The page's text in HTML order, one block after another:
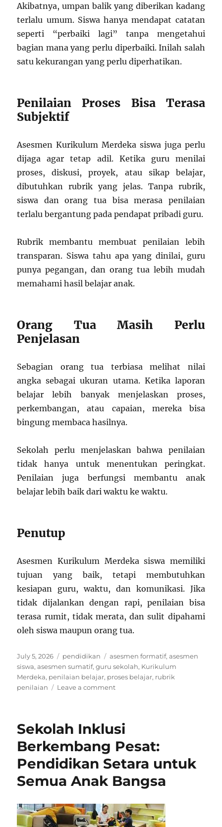
Akibatnya, umpan balik yang diberikan kadang
terlalu umum. Siswa hanya mendapat catatan
seperti “perbaiki lagi” tanpa mengetahui
bagian mana yang perlu diperbaiki. Inilah salah
satu kekurangan yang perlu diperhatikan.
Penilaian Proses Bisa Terasa
Subjektif
Asesmen Kurikulum Merdeka siswa juga perlu
dijaga agar tetap adil. Ketika guru menilai
proses, diskusi, proyek, atau sikap belajar,
dibutuhkan rubrik yang jelas. Tanpa rubrik,
siswa dan orang tua bisa merasa penilaian
terlalu bergantung pada pendapat pribadi guru.
Rubrik membantu membuat penilaian lebih
transparan. Siswa tahu apa yang dinilai, guru
punya pegangan, dan orang tua lebih mudah
memahami hasil belajar anak.
Orang Tua Masih Perlu
Penjelasan
Sebagian orang tua terbiasa melihat nilai
angka sebagai ukuran utama. Ketika laporan
belajar lebih banyak menjelaskan proses,
perkembangan, atau capaian, mereka bisa
bingung membaca hasilnya.
Sekolah perlu menjelaskan bahwa penilaian
tidak hanya untuk menentukan peringkat.
Penilaian juga berfungsi membantu anak
belajar lebih baik dari waktu ke waktu.
Penutup
Asesmen Kurikulum Merdeka siswa memiliki
tujuan yang baik, tetapi membutuhkan
kesiapan guru, waktu, dan komunikasi. Jika
tidak dijalankan dengan rapi, penilaian bisa
terasa rumit, tidak merata, dan sulit dipahami
oleh siswa maupun orang tua.
Posted
on
July 5, 2026 Categories
pendidikan Tags
asesmen formatif,asesmen
siswa,asesmen sumatif,guru sekolah, Kurikulum
Merdeka, penilaian belajar, proses belajar, rubrik
penilaian
Leave a commenton
Siswa
Merata
Sekolah Inklusi
Berkembang Pesat:
Pendidikan Setara untuk
Semua Anak Bangsa